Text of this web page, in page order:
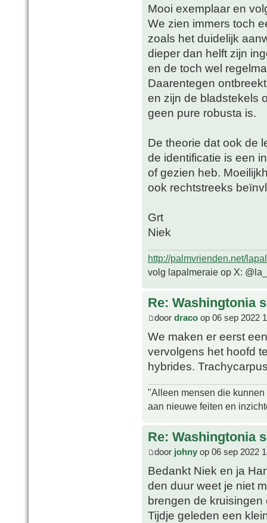
Mooi exemplaar en
We zien immers toch
zoals het duidelijk
dieper dan helft zijn
en de toch wel
Daarentegen
en zijn de bladstekels
geen pure robusta is.
De theorie dat ook de
de identificatie is een
of gezien heb.
ook rechtstreeks
Grt
Niek
http://palmvrienden.net/
volg lapalmeraie op X:
Re: Washingtonia
door draco op 06 sep 2022
We maken er eerst
vervolgens het hoofd
hybrides.
"Alleen mensen die
aan nieuwe feiten en
Re: Washingtonia
door johny op 06 sep 2022
Bedankt Niek en ja
den duur weet je niet
brengen de
Tijdje geleden een